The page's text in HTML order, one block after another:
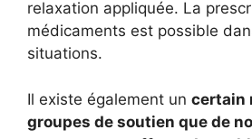
relaxation appliquée. La
médicaments est possible
situations.
Il existe également un certain
groupes de soutien que de